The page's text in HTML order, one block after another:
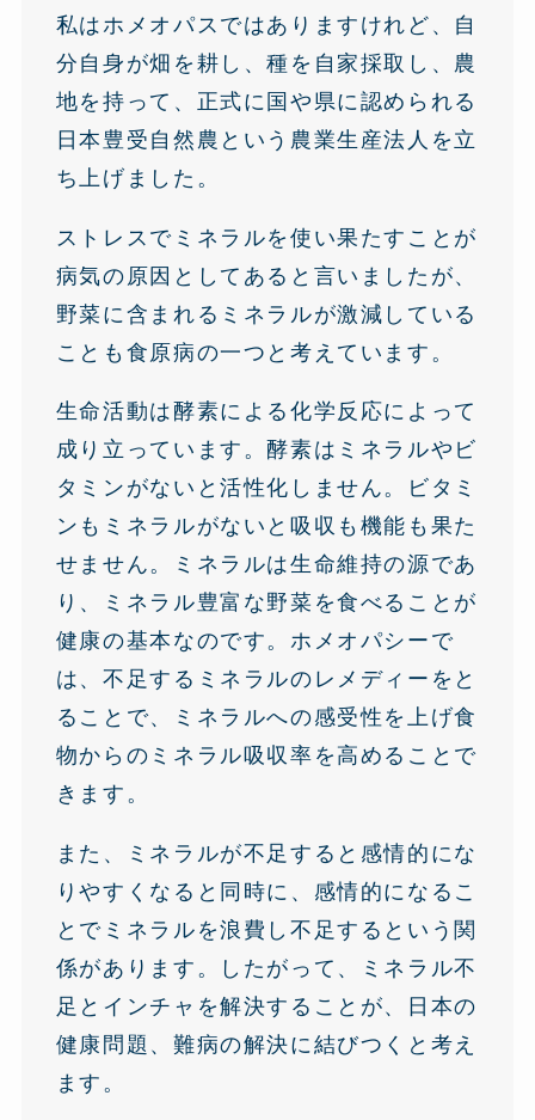
私はホメオパスではありますけれど、自
分自身が畑を耕し、種を自家採取し、農
地を持って、正式に国や県に認められる
日本豊受自然農という農業生産法人を立
ち上げました。
ストレスでミネラルを使い果たすことが
病気の原因としてあると言いましたが、
野菜に含まれるミネラルが激減している
ことも食原病の一つと考えています。
生命活動は酵素による化学反応によって
成り立っています。酵素はミネラルやビ
タミンがないと活性化しません。ビタミ
ンもミネラルがないと吸収も機能も果た
せません。ミネラルは生命維持の源であ
り、ミネラル豊富な野菜を食べることが
健康の基本なのです。ホメオパシーで
は、不足するミネラルのレメディーをと
ることで、ミネラルへの感受性を上げ食
物からのミネラル吸収率を高めることで
きます。
また、ミネラルが不足すると感情的にな
りやすくなると同時に、感情的になるこ
とでミネラルを浪費し不足するという関
係があります。したがって、ミネラル不
足とインチャを解決することが、日本の
健康問題、難病の解決に結びつくと考え
ます。